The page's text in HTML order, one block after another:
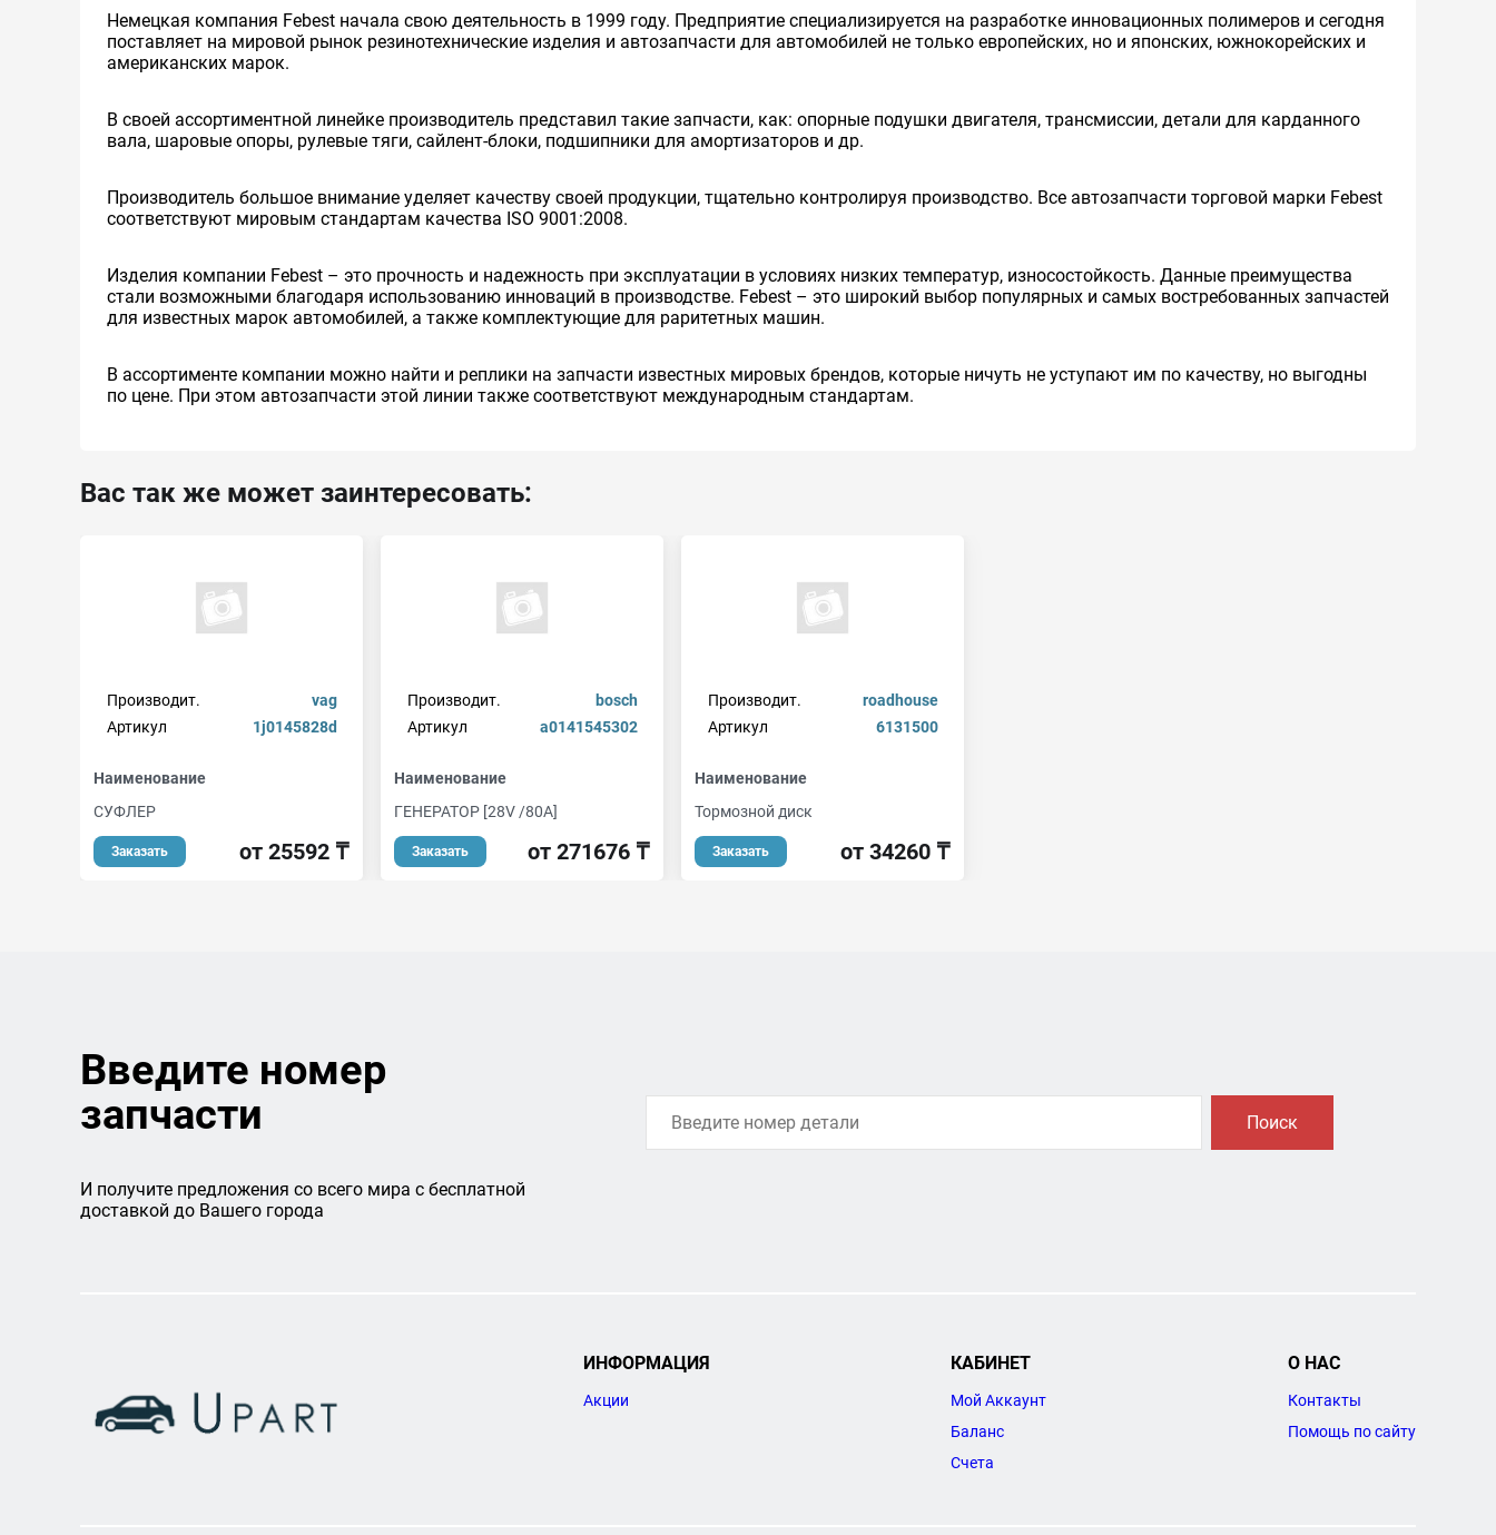
Немецкая компания Febest начала свою деятельность в 1999 году. Предприятие специализируется на разработке инновационных полимеров и сегодня
поставляет на мировой рынок резинотехнические изделия и автозапчасти для автомобилей не только европейских, но и японских, южнокорейских и
американских марок.
В своей ассортиментной линейке производитель представил такие запчасти, как: опорные подушки двигателя, трансмиссии, детали для карданного
вала, шаровые опоры, рулевые тяги, сайлент-блоки, подшипники для амортизаторов и др.
Производитель большое внимание уделяет качеству своей продукции, тщательно контролируя производство. Все автозапчасти торговой марки Febest
соответствуют мировым стандартам качества ISO 9001:2008.
Изделия компании Febest – это прочность и надежность при эксплуатации в условиях низких температур, износостойкость. Данные преимущества
стали возможными благодаря использованию инноваций в производстве. Febest – это широкий выбор популярных и самых востребованных запчастей
для известных марок автомобилей, а также комплектующие для раритетных машин.
В ассортименте компании можно найти и реплики на запчасти известных мировых брендов, которые ничуть не уступают им по качеству, но выгодны
по цене. При этом автозапчасти этой линии также соответствуют международным стандартам.
Вас так же может заинтересовать:
Производит.
vag
Артикул
1j0145828d
Наименование
СУФЛЕР
Заказать от 25592 ₸
Производит.
bosch
Артикул
a0141545302
Наименование
ГЕНЕРАТОР [28V /80A]
Заказать от 271676 ₸
Производит.
roadhouse
Артикул
6131500
Наименование
Тормозной диск
Заказать от 34260 ₸
Введите номер
запчасти
И получите предложения со всего мира с бесплатной
доставкой до Вашего города
Поиск
ИНФОРМАЦИЯ
Акции
КАБИНЕТ
Мой Аккаунт
Баланс
Счета
О НАС
Контакты
Помощь по сайту